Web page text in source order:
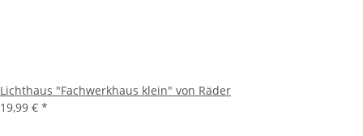
Lichthaus "Fachwerkhaus klein" von Räder
19,99 € *